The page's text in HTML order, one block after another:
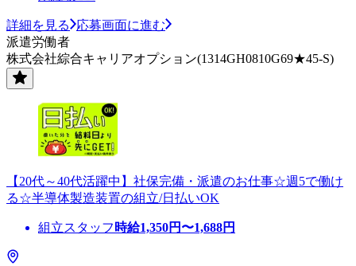
詳細を見る
応募画面に進む
派遣労働者
株式会社綜合キャリアオプション(1314GH0810G69★45-S)
【20代～40代活躍中】社保完備・派遣のお仕事☆週5で働け
る☆半導体製造装置の組立/日払いOK
組立スタッフ 時給1,350円〜1,688円